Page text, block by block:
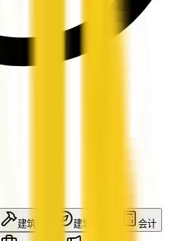
建筑商 建筑设计 会计